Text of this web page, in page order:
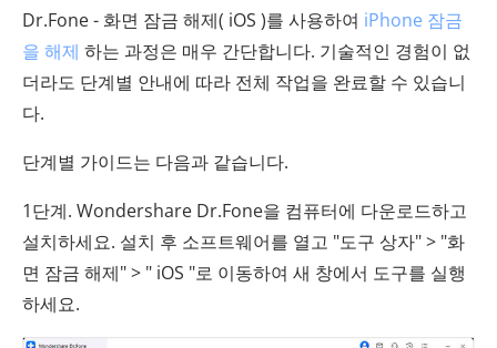
Dr.Fone - 화면 잠금 해제( iOS )를 사용하여 iPhone 잠금
을 해제 하는 과정은 매우 간단합니다. 기술적인 경험이 없
더라도 단계별 안내에 따라 전체 작업을 완료할 수 있습니
다.
단계별 가이드는 다음과 같습니다.
1단계. Wondershare Dr.Fone을 컴퓨터에 다운로드하고
설치하세요. 설치 후 소프트웨어를 열고 "도구 상자" > "화
면 잠금 해제" > " iOS "로 이동하여 새 창에서 도구를 실행
하세요.